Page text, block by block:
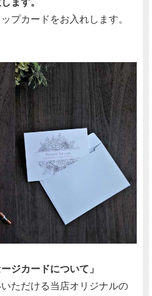
プカードをお入れします。
ジカードについて」
ただける当店オリジナルの